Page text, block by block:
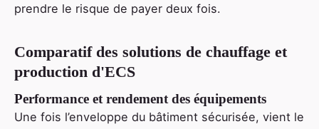
prendre le risque de payer deux fois.
Comparatif des solutions de chauffage et
production d'ECS
Performance et rendement des équipements
Une fois l’enveloppe du bâtiment sécurisée, vient le